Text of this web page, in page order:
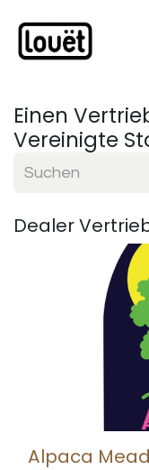
Einen
Vereinigte
Dealer
Alpaca